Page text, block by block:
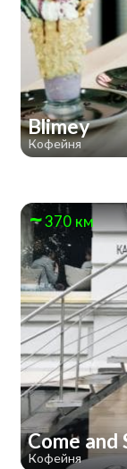
Blimey
Кофейня
370 км
Come and
Кофейня